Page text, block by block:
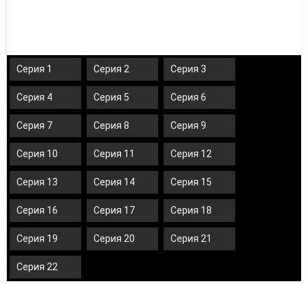
Серия 1 Серия 2 Серия 3
Серия 4 Серия 5 Серия 6
Серия 7 Серия 8 Серия 9
Серия 10 Серия 11 Серия 12
Серия 13 Серия 14 Серия 15
Серия 16 Серия 17 Серия 18
Серия 19 Серия 20 Серия 21
Серия 22